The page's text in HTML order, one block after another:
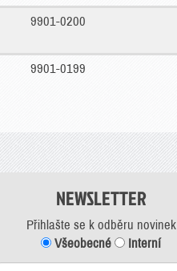
9901-0200
9901-0199
NEWSLETTER
Přihlašte se k odběru novinek
Všeobecné
Interní